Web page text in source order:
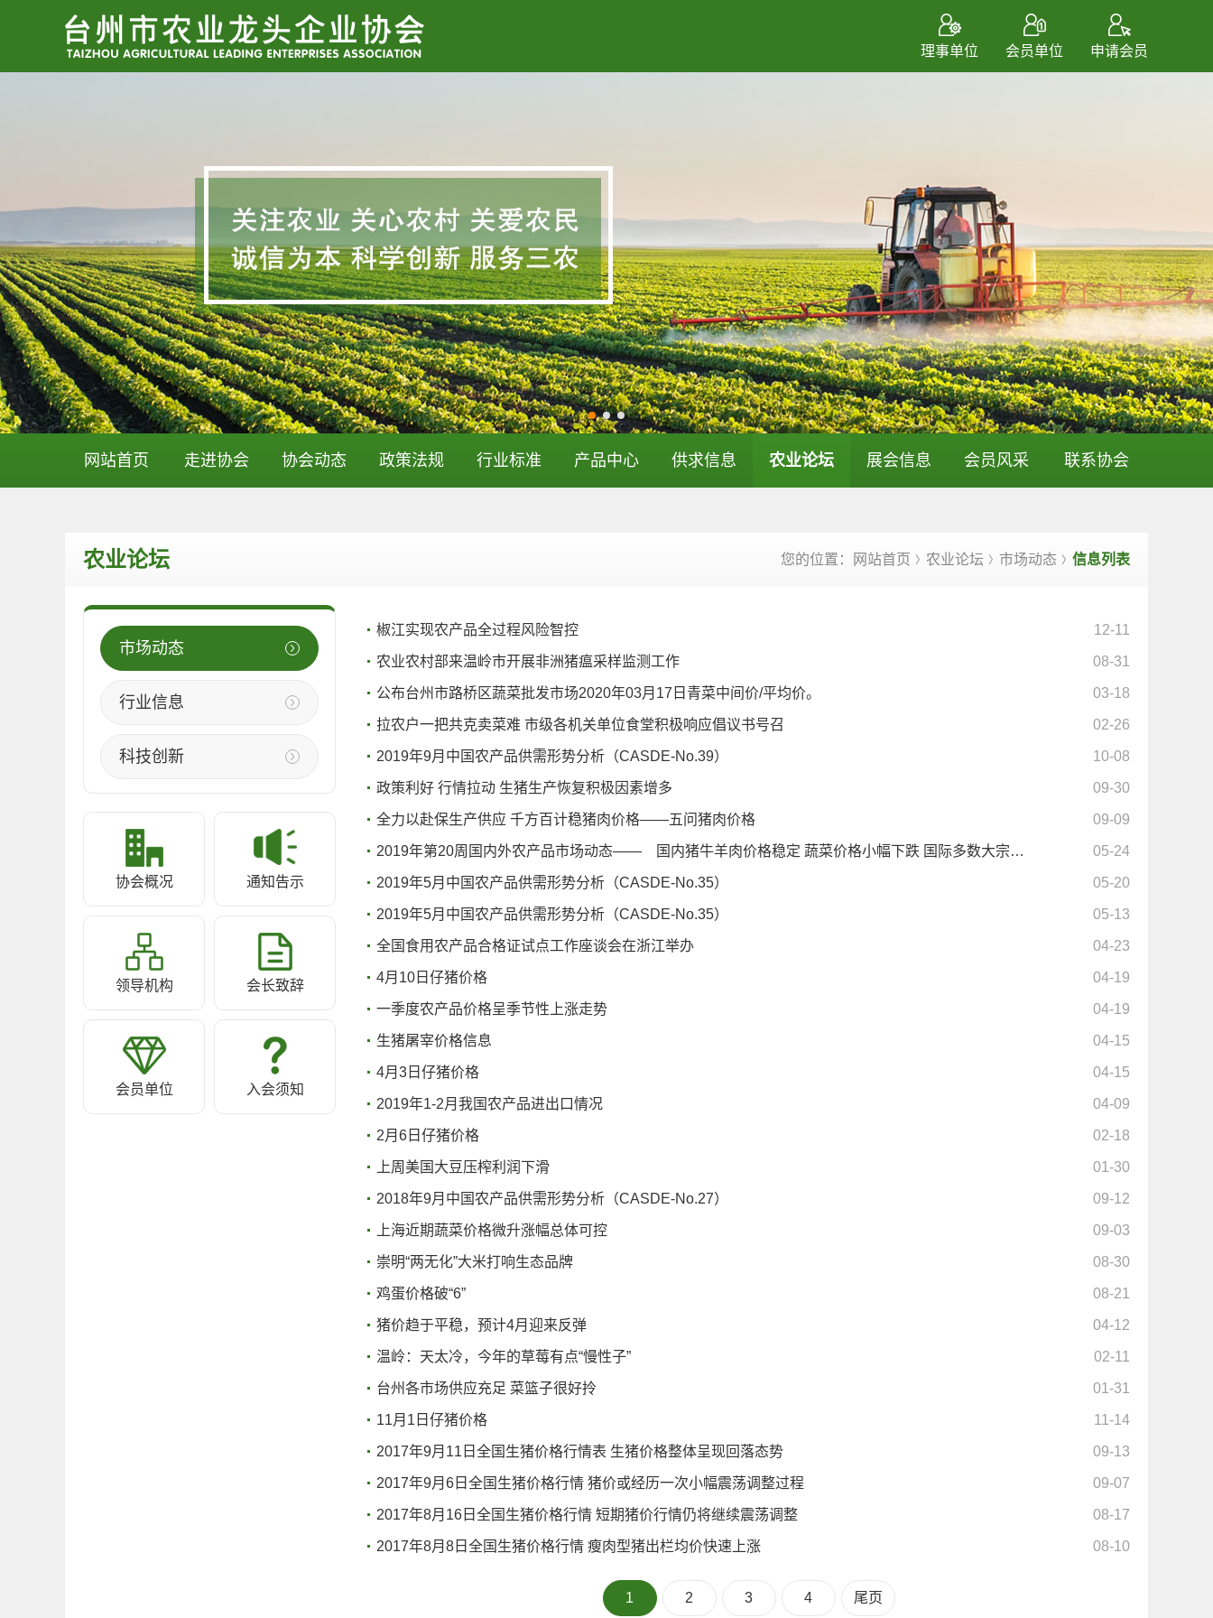
理事单位 会员单位 申请会员
网站首页 走进协会 协会动态 政策法规 行业标准 产品中心 供求信息 农业论坛 展会信息 会员风采 联系协会
农业论坛 您的位置：网站首页 〉 农业论坛 〉 市场动态 〉 信息列表
市场动态
行业信息
科技创新
协会概况 通知告示
领导机构 会长致辞
会员单位 入会须知
椒江实现农产品全过程风险智控 12-11
农业农村部来温岭市开展非洲猪瘟采样监测工作 08-31
公布台州市路桥区蔬菜批发市场2020年03月17日青菜中间价/平均价。 03-18
拉农户一把共克卖菜难 市级各机关单位食堂积极响应倡议书号召 02-26
2019年9月中国农产品供需形势分析（CASDE-No.39） 10-08
政策利好 行情拉动 生猪生产恢复积极因素增多 09-30
全力以赴保生产供应 千方百计稳猪肉价格——五问猪肉价格 09-09
2019年第20周国内外农产品市场动态—— 国内猪牛羊肉价格稳定 蔬菜价格小幅下跌 国际多数大宗… 05-24
2019年5月中国农产品供需形势分析（CASDE-No.35） 05-20
2019年5月中国农产品供需形势分析（CASDE-No.35） 05-13
全国食用农产品合格证试点工作座谈会在浙江举办 04-23
4月10日仔猪价格 04-19
一季度农产品价格呈季节性上涨走势 04-19
生猪屠宰价格信息 04-15
4月3日仔猪价格 04-15
2019年1-2月我国农产品进出口情况 04-09
2月6日仔猪价格 02-18
上周美国大豆压榨利润下滑 01-30
2018年9月中国农产品供需形势分析（CASDE-No.27） 09-12
上海近期蔬菜价格微升涨幅总体可控 09-03
崇明“两无化”大米打响生态品牌 08-30
鸡蛋价格破“6” 08-21
猪价趋于平稳，预计4月迎来反弹 04-12
温岭：天太冷，今年的草莓有点“慢性子” 02-11
台州各市场供应充足 菜篮子很好拎 01-31
11月1日仔猪价格 11-14
2017年9月11日全国生猪价格行情表 生猪价格整体呈现回落态势 09-13
2017年9月6日全国生猪价格行情 猪价或经历一次小幅震荡调整过程 09-07
2017年8月16日全国生猪价格行情 短期猪价行情仍将继续震荡调整 08-17
2017年8月8日全国生猪价格行情 瘦肉型猪出栏均价快速上涨 08-10
1 2 3 4 尾页